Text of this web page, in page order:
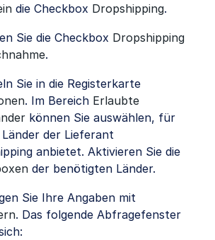
die Checkbox Dropshipping.
Sie die Checkbox Dropshipping
.
Sie in die Registerkarte
. Im Bereich Erlaubte
können Sie auswählen, für
der Lieferant
anbietet. Aktivieren Sie die
der benötigten Länder.
Sie Ihre Angaben mit
. Das folgende Abfragefenster